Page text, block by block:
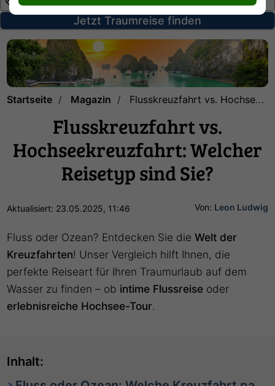
Jetzt Traumreise finden
Startseite Magazin Flusskreuzfahrt vs. Hochseekreuzfahrt: Welcher Reisetyp sind Sie?
Flusskreuzfahrt vs.
Hochseekreuzfahrt: Welcher
Reisetyp sind Sie?
Von: Leon Ludwig
Aktualisiert: 23.05.2025, 11:46
Fluss oder Ozean? Entdecken Sie dieWelt der
Kreuzfahrten! Unser Vergleich hilft Ihnen, die
perfekte Reiseart für Ihren Traumurlaub auf dem
Wasser zu finden – ob intime Flussreise oder
erlebnisreiche Hochsee-Tour.
Inhalt: